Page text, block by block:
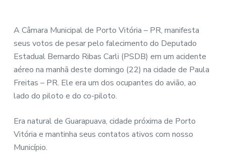
A Câmara Municipal de Porto Vitória – PR, manifesta
seus votos de pesar pelo falecimento do Deputado
Estadual Bernardo Ribas Carli (PSDB) em um acidente
aéreo na manhã deste domingo (22) na cidade de Paula
Freitas – PR. Ele era um dos ocupantes do avião, ao
lado do piloto e do co-piloto.
Era natural de Guarapuava, cidade próxima de Porto
Vitória e mantinha seus contatos ativos com nosso
Município.